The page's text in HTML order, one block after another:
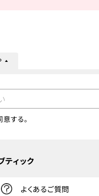
意する。
ティック
よくあるご質問